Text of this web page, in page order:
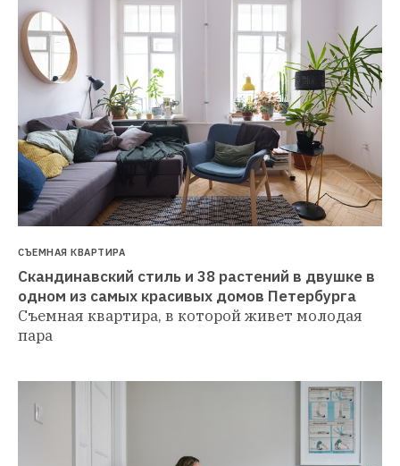
СЪЕМНАЯ КВАРТИРА
Скандинавский стиль и 38 растений в двушке в
Съемная квартира, в которой живет молодая